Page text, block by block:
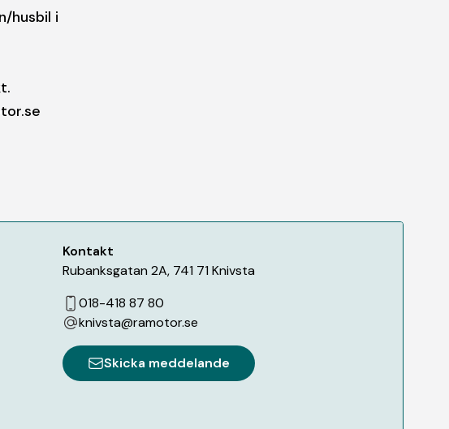
husbil i
Kontakt
Rubanksgatan 2A, 741 71 Knivsta
018-418 87 80
knivsta@ramotor.se
Skicka meddelande